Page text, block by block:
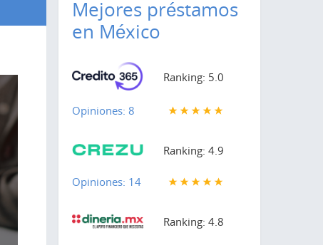
Mejores préstamos
en México
Ranking: 5.0
Opiniones: 8
Ranking: 4.9
Opiniones: 14
Ranking: 4.8